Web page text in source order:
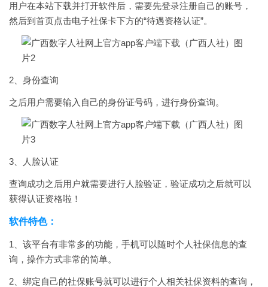
用户在本站下载并打开软件后，需要先登录注册自己的账号，
然后到首页点击电子社保卡下方的“待遇资格认证”。
2、身份查询
之后用户需要输入自己的身份证号码，进行身份查询。
3、人脸认证
查询成功之后用户就需要进行人脸验证，验证成功之后就可以
获得认证资格啦！
软件特色：
1、该平台有非常多的功能，手机可以随时个人社保信息的查
询，操作方式非常的简单。
2、绑定自己的社保账号就可以进行个人相关社保资料的查询，